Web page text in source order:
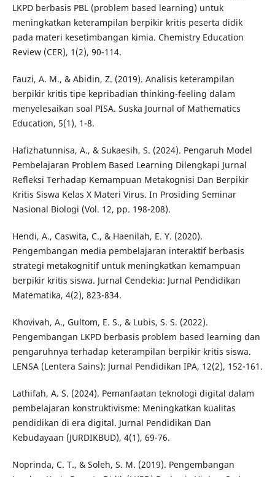
LKPD berbasis PBL (problem based learning) untuk
meningkatkan keterampilan berpikir kritis peserta didik
pada materi kesetimbangan kimia. Chemistry Education
Review (CER), 1(2), 90-114.
Fauzi, A. M., & Abidin, Z. (2019). Analisis keterampilan
berpikir kritis tipe kepribadian thinking-feeling dalam
menyelesaikan soal PISA. Suska Journal of Mathematics
Education, 5(1), 1-8.
Hafizhatunnisa, A., & Sukaesih, S. (2024). Pengaruh Model
Pembelajaran Problem Based Learning Dilengkapi Jurnal
Refleksi Terhadap Kemampuan Metakognisi Dan Berpikir
Kritis Siswa Kelas X Materi Virus. In Prosiding Seminar
Nasional Biologi (Vol. 12, pp. 198-208).
Hendi, A., Caswita, C., & Haenilah, E. Y. (2020).
Pengembangan media pembelajaran interaktif berbasis
strategi metakognitif untuk meningkatkan kemampuan
berpikir kritis siswa. Jurnal Cendekia: Jurnal Pendidikan
Matematika, 4(2), 823-834.
Khovivah, A., Gultom, E. S., & Lubis, S. S. (2022).
Pengembangan LKPD berbasis problem based learning dan
pengaruhnya terhadap keterampilan berpikir kritis siswa.
LENSA (Lentera Sains): Jurnal Pendidikan IPA, 12(2), 152-161.
Lathifah, A. S. (2024). Pemanfaatan teknologi digital dalam
pembelajaran konstruktivisme: Meningkatkan kualitas
pendidikan di era digital. Jurnal Pendidikan Dan
Kebudayaan (JURDIKBUD), 4(1), 69-76.
Noprinda, C. T., & Soleh, S. M. (2019). Pengembangan